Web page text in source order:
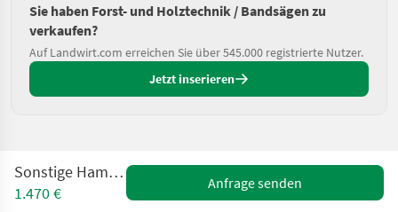
Sie haben Forst- und Holztechnik / Bandsägen zu
verkaufen?
Auf Landwirt.com erreichen Sie über 545.000 registrierte Nutzer.
Jetzt inserieren
Sonstige Hammer N2-38
1.470 €
Anfrage senden